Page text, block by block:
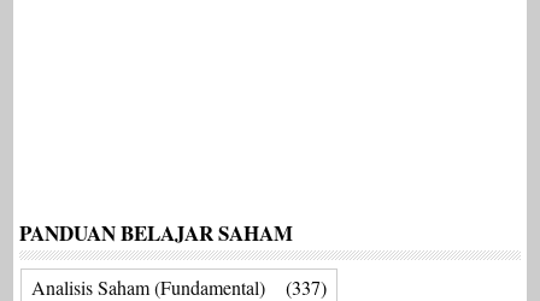
PANDUAN BELAJAR SAHAM
Analisis Saham (Fundamental)
(337)